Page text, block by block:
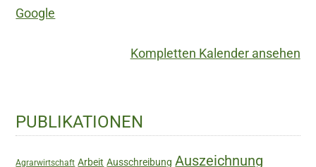
Google
Kompletten Kalender ansehen
Haupt-
Sidebar
PUBLIKATIONEN
Agrarwirtschaft Arbeit Ausschreibung Auszeichnung